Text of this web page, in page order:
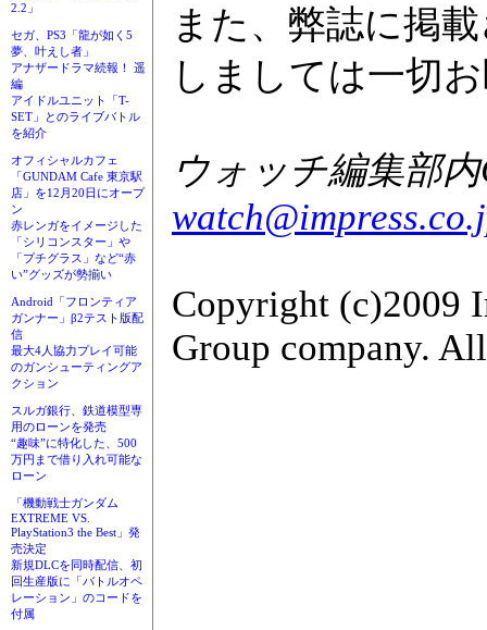
2.2」
セガ、PS3「龍が如く5
夢、叶えし者」
アナザードラマ続報！ 遥
編
アイドルユニット「T-
SET」とのライブバトル
を紹介
オフィシャルカフェ
「GUNDAM Cafe 東京駅
店」を12月20日にオープ
ン
赤レンガをイメージした
「シリコンスター」や
「プチグラス」など“赤
い”グッズが勢揃い
Android「フロンティア
ガンナー」β2テスト版配
信
最大4人協力プレイ可能
のガンシューティングア
クション
スルガ銀行、鉄道模型専
用のローンを発売
“趣味”に特化した、500
万円まで借り入れ可能な
ローン
「機動戦士ガンダム
EXTREME VS.
PlayStation3 the Best」発
売決定
新規DLCを同時配信、初
回生産版に「バトルオペ
レーション」のコードを
付属
また、弊誌に掲
しましては一切
ウォッチ編集部内
Copyright (c)2009
Group company.